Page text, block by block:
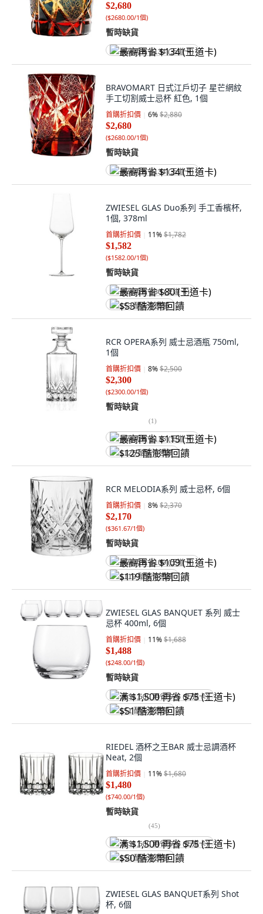
$2,680
($2680.00/1個)
暫時缺貨
最高再省 $134 (王道卡)
BRAVOMART 日式江戶切子 星芒網紋
手工切割威士忌杯 紅色, 1個
首購折扣價 6%$2,880
$2,680
($2680.00/1個)
暫時缺貨
最高再省 $134 (王道卡)
ZWIESEL GLAS Duo系列 手工香檳杯,
1個, 378ml
首購折扣價 11%$1,782
$1,582
($1582.00/1個)
暫時缺貨
最高再省 $80 (王道卡)
$53 酷澎幣回饋
RCR OPERA系列 威士忌酒瓶 750ml,
1個
首購折扣價 8%$2,500
$2,300
($2300.00/1個)
暫時缺貨
(1)
最高再省 $115 (王道卡)
$125 酷澎幣回饋
RCR MELODIA系列 威士忌杯, 6個
首購折扣價 8%$2,370
$2,170
($361.67/1個)
暫時缺貨
最高再省 $109 (王道卡)
$119 酷澎幣回饋
ZWIESEL GLAS BANQUET 系列 威士
忌杯 400ml, 6個
首購折扣價 11%$1,688
$1,488
($248.00/1個)
暫時缺貨
满 $1,500 再省 $75 (王道卡)
$51 酷澎幣回饋
RIEDEL 酒杯之王BAR 威士忌調酒杯
Neat, 2個
首購折扣價 11%$1,680
$1,480
($740.00/1個)
暫時缺貨
(45)
满 $1,500 再省 $75 (王道卡)
$50 酷澎幣回饋
ZWIESEL GLAS BANQUET系列 Shot
杯, 6個